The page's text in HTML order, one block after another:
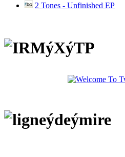
2 Tones - Unfinished EP